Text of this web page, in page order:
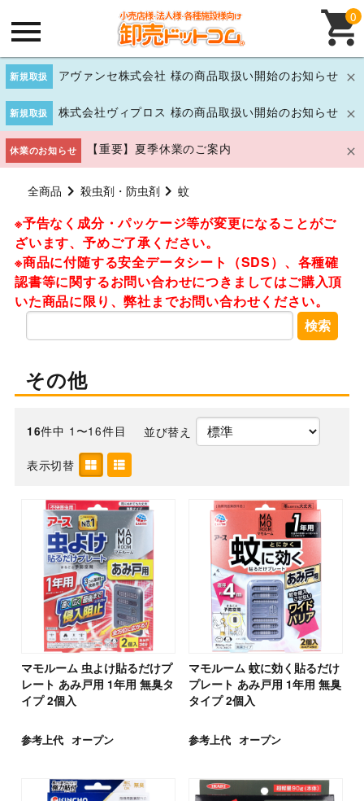
新規取扱 アヴァンセ株式会社 様の商品取扱い開始のお知らせ
新規取扱 株式会社ヴィプロス 様の商品取扱い開始のお知らせ
休業のお知らせ 【重要】夏季休業のご案内
0
全商品 殺虫剤・防虫剤 蚊
※予告なく成分・パッケージ等が変更になることがご
ざいます、予めご了承ください。
※商品に付随する安全データシート（SDS）、各種確
認書等に関するお問い合わせにつきましてはご購入頂
いた商品に限り、弊社までお問い合わせください。
検索
その他
16件中 1〜16件目 並び替え
表示切替
マモルーム 虫よけ貼るだけプ
レート あみ戸用 1年用 無臭タ
イプ 2個入
参考上代 オープン
マモルーム 蚊に効く貼るだけ
プレート あみ戸用 1年用 無臭
タイプ 2個入
参考上代 オープン